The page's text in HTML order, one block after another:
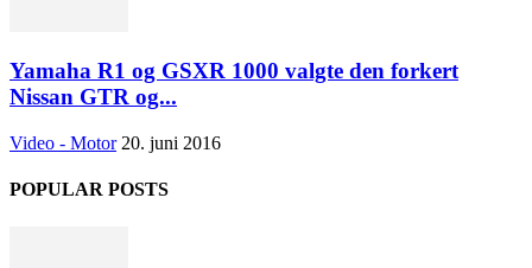
Yamaha R1 og GSXR 1000 valgte den forkert
Nissan GTR og...
Video - Motor 20. juni 2016
POPULAR POSTS